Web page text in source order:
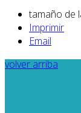
tamaño de
Imprimir
Email
volver arriba